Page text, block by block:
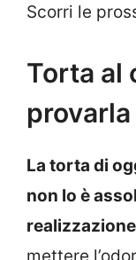
Scorri le
Torta al
La torta di
non lo è
mettere